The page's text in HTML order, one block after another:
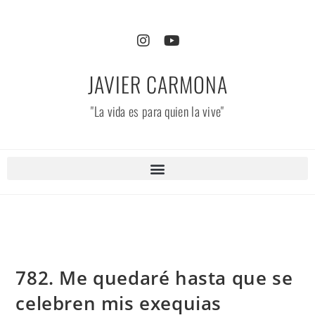
JAVIER CARMONA
"La vida es para quien la vive"
782. Me quedaré hasta que se
celebren mis exequias